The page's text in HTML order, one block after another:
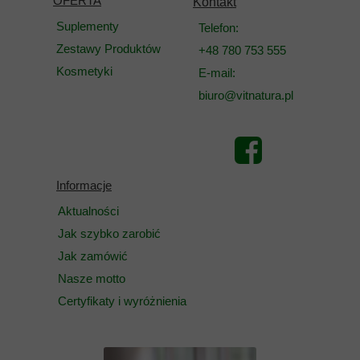
Suplementy
Zestawy Produktów
Kosmetyki
Informacje
Aktualności
Jak szybko zarobić
Jak zamówić
Nasze motto
Certyfikaty i wyróżnienia
Telefon:
+48 780 753 555
E-mail:
biuro@vitnatura.pl